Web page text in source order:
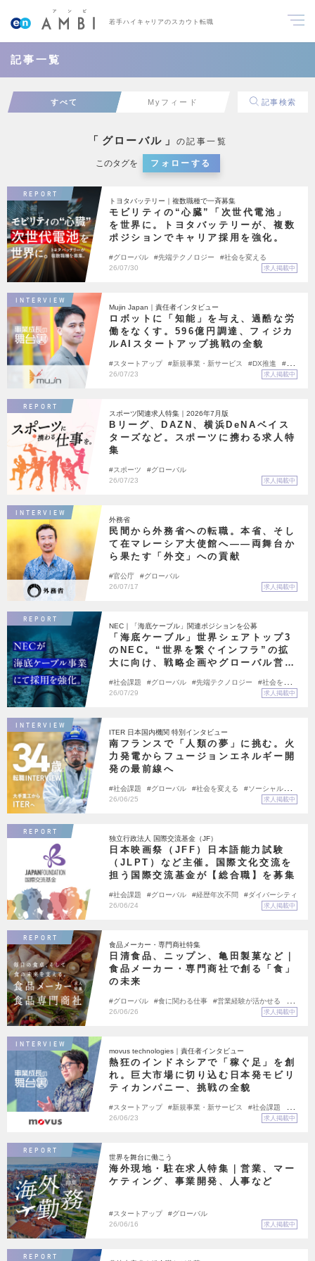
若手ハイキャリアのスカウト転職
記事一覧
すべて Myフィード 記事検索
「 グローバル 」 の記事一覧
このタグを フォローする
REPORT
トヨタバッテリー｜複数職種で一斉募集
モビリティの“心臓”「次世代電池」
を世界に。トヨタバッテリーが、複数
ポジションでキャリア採用を強化。
グローバル 先端テクノロジー
社会を変える
26/07/30
求人掲載中
INTERVIEW
Mujin Japan｜責任者インタビュー
ロボットに「知能」を与え、過酷な労
働をなくす。596億円調達、フィジカ
ルAIスタートアップ挑戦の全貌
スタートアップ 新規事業・新サービス DX推進
会課題
26/07/23 求人掲載中
REPORT
スポーツ関連求人特集｜2026年7月版
Bリーグ、DAZN、横浜DeNAベイス
ターズなど。スポーツに携わる求人特
集
スポーツ
グローバル
26/07/23
求人掲載中
INTERVIEW
外務省
民間から外務省への転職。本省、そし
て在マレーシア大使館へ――両舞台か
ら果たす「外交」への貢献
官公庁
グローバル
26/07/17
求人掲載中
REPORT
NEC｜「海底ケーブル」関連ポジションを公募
「海底ケーブル」世界シェアトップ3
のNEC。“世界を繋ぐインフラ”の拡
大に向け、戦略企画やグローバル営業
社会課題 グローバル 先端テクノロジー
社会を変え
る
大手の挑戦
26/07/29 求人掲載中
INTERVIEW
ITER 日本国内機関 特別インタビュー
南フランスで「人類の夢」に挑む。火
力発電からフュージョンエネルギー開
発の最前線へ
社会課題 グローバル 社会を変える
ソーシャルイン
パクト企業
26/06/25 求人掲載中
REPORT
独立行政法人 国際交流基金（JF）
日本映画祭（JFF）日本語能力試験
（JLPT）など主催。国際文化交流を
担う国際交流基金が【総合職】を募集
社会課題 グローバル 経歴年次不問
ダイバーシティ
26/06/24
求人掲載中
REPORT
食品メーカー・専門商社特集
日清食品、ニップン、亀田製菓など｜
食品メーカー・専門商社で創る「食」
の未来
グローバル 食に関わる仕事 営業経験が活かせる
ーケティング
26/06/26 求人掲載中
INTERVIEW
movus technologies｜責任者インタビュー
熱狂のインドネシアで「稼ぐ足」を創
れ。巨大市場に切り込む日本発モビリ
ティカンパニー、挑戦の全貌
スタートアップ 新規事業・新サービス 社会課題
ローバル
26/06/23 求人掲載中
REPORT
世界を舞台に働こう
海外現地・駐在求人特集｜営業、マー
ケティング、事業開発、人事など
スタートアップ
グローバル
26/06/16
求人掲載中
REPORT